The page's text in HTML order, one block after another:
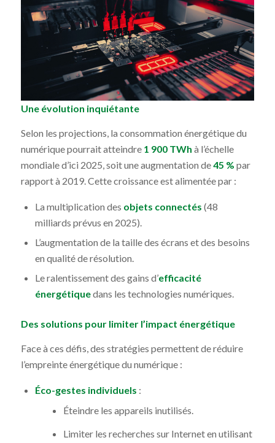
Une évolution inquiétante
Selon les projections, la consommation énergétique du
numérique pourrait atteindre 1 900 TWh à l’échelle
mondiale d’ici 2025, soit une augmentation de45 % par
rapport à 2019. Cette croissance est alimentée par :
La multiplication des objets connectés (48
milliards prévus en 2025).
L’augmentation de la taille des écrans et des besoins
en qualité de résolution.
Le ralentissement des gains d’efficacité
énergétiquedans les technologies numériques.
Des solutions pour limiter l’impact énergétique
Face à ces défis, des stratégies permettent de réduire
l’empreinte énergétique du numérique :
Éco-gestes individuels :
Éteindre les appareils inutilisés.
Limiter les recherches sur Internet en utilisant